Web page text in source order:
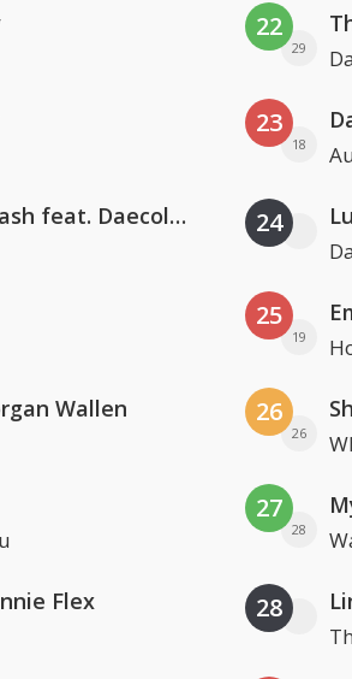
Hugel x Topic x Arash feat. Daecolm
Wallen
Flex
22
29
23
18
24
25
19
26
26
27
28
28